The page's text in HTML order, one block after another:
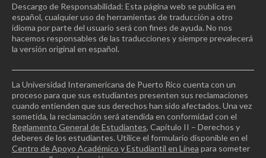
Descargo de Responsabilidad: Esta página web se publica en
español, cualquier uso de herramientas de traducción a otro
idioma por parte del usuario será con fines de ayuda. No nos
hacemos responsables de las traducciones y siempre prevalecerá
la versión original en español.
La Universidad Interamericana de Puerto Rico cuenta con un
proceso para que sus estudiantes presenten sus reclamaciones
cuando entienden que sus derechos han sido afectados. Una vez
sometida, la reclamación será atendida en conformidad con el
Reglamento General de Estudiantes, Capítulo II – Derechos y
deberes de los estudiantes. Utilice el formulario disponible en el
Centro de Apoyo Académico y Estudiantil en Línea para someter